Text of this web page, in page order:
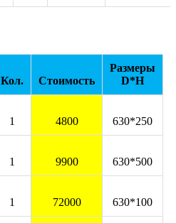
Кол. Стоимость
Размеры
D*H
1 4800 630*250
1 9900 630*500
1 72000 630*100